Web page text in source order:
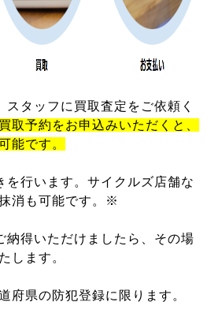
タッフに買取査定をご依頼く
取予約をお申込みいただくと、
能です。
を行います。サイクルズ店舗な
消も可能です。※
納得いただけましたら、その場
します。
府県の防犯登録に限ります。